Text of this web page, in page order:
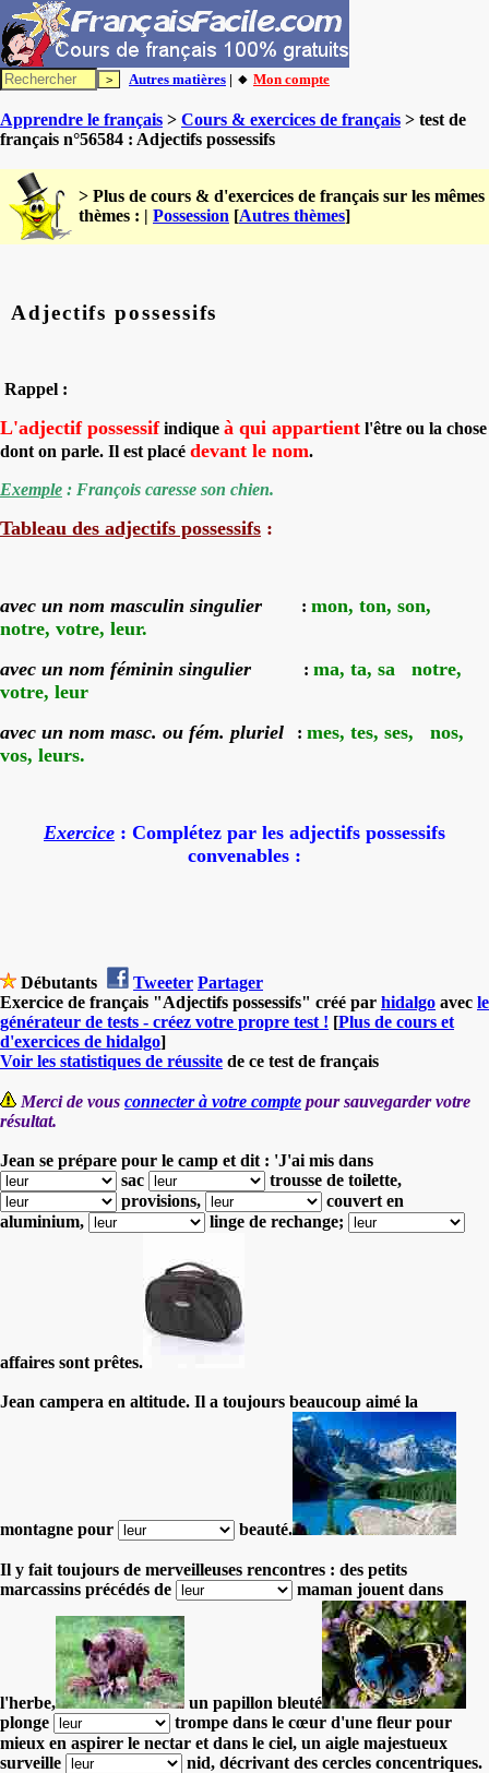
Autres matières | 🔸 Mon compte
Apprendre le français > Cours & exercices de français > test de
français n°56584 : Adjectifs possessifs
> Plus de cours & d'exercices de français sur les mêmes
thèmes : | Possession [Autres thèmes]
Adjectifs possessifs
Rappel :
L'adjectif possessifindique à qui appartient l'être ou la chose
dont on parle. Il est placé devant le nom.
Exemple : François caresse son chien.
Tableau des adjectifs possessifs :
avec un nom masculin singulier : mon, ton, son,
notre, votre, leur.
avec un nom féminin singulier : ma, ta, sa notre,
votre, leur
avec un nom masc. ou fém. pluriel : mes, tes, ses, nos,
vos, leurs.
Exercice : Complétez par les adjectifs possessifs
convenables :
Débutants Tweeter Partager
Exercice de français "Adjectifs possessifs" créé par hidalgo avec le
générateur de tests - créez votre propre test ! [Plus de cours et
d'exercices de hidalgo]
Voir les statistiques de réussite de ce test de français
Merci de vous connecter à votre compte pour sauvegarder votre
résultat.
Jean se prépare pour le camp et dit : 'J'ai mis dans
sac
trousse de toilette,
provisions,
couvert en
aluminium,
linge de rechange;
affaires sont prêtes.
Jean campera en altitude. Il a toujours beaucoup aimé la
montagne pour beauté.
Il y fait toujours de merveilleuses rencontres : des petits
marcassins précédés de
maman jouent dans
l'herbe,
un papillon bleuté
plonge
trompe dans le cœur d'une fleur pour
mieux en aspirer le nectar et dans le ciel, un aigle majestueux
surveille
nid, décrivant des cercles concentriques.